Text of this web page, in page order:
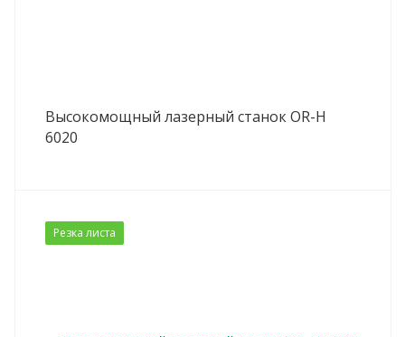
Высокомощный лазерный станок OR-H
6020
Резка листа